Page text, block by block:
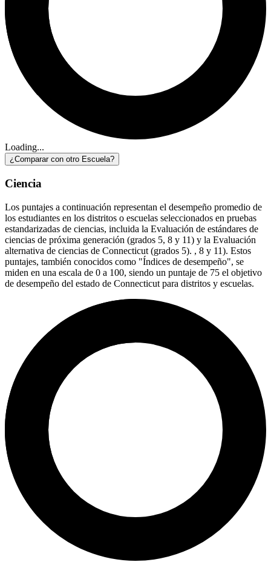
Loading...
¿Comparar con otro Escuela?
Ciencia
Los puntajes a continuación representan el desempeño promedio de
los estudiantes en los distritos o escuelas seleccionados en pruebas
estandarizadas de ciencias, incluida la Evaluación de estándares de
ciencias de próxima generación (grados 5, 8 y 11) y la Evaluación
alternativa de ciencias de Connecticut (grados 5). , 8 y 11). Estos
puntajes, también conocidos como "Índices de desempeño", se
miden en una escala de 0 a 100, siendo un puntaje de 75 el objetivo
de desempeño del estado de Connecticut para distritos y escuelas.